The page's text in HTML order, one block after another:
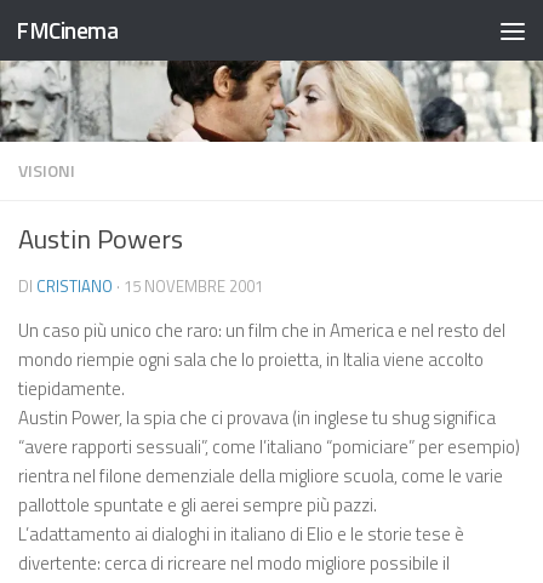
Salta al contenuto
FMCinema
VISIONI
Austin Powers
DI CRISTIANO · 15 NOVEMBRE 2001
Un caso più unico che raro: un film che in America e nel resto del
mondo riempie ogni sala che lo proietta, in Italia viene accolto
tiepidamente.
Austin Power, la spia che ci provava (in inglese tu shug significa
“avere rapporti sessuali”, come l’italiano “pomiciare” per esempio)
rientra nel filone demenziale della migliore scuola, come le varie
pallottole spuntate e gli aerei sempre più pazzi.
L’adattamento ai dialoghi in italiano di Elio e le storie tese è
divertente: cerca di ricreare nel modo migliore possibile il